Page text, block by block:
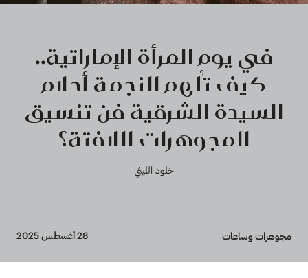
في يوم المرأة الإماراتية..
كيف تُلهم النجمة أحلام
السيدة الشرقية فن تنسيق
المجوهرات اللافتة؟
خلود الليثي
Breadcrumb
مجوهرات وساعات 28 أغسطس 2025